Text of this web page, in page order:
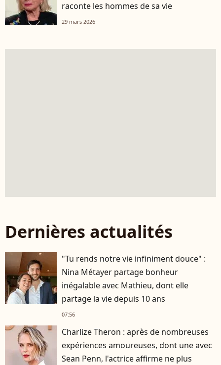
raconte les hommes de sa vie
29 mars 2026
Dernières actualités
"Tu rends notre vie infiniment douce" :
Nina Métayer partage bonheur
inégalable avec Mathieu, dont elle
partage la vie depuis 10 ans
07:56
Charlize Theron : après de nombreuses
expériences amoureuses, dont une avec
Sean Penn, l'actrice affirme ne plus